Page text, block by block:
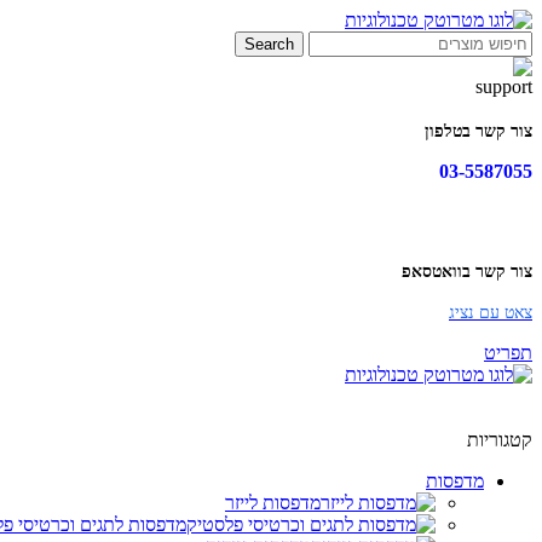
Search
צור קשר בטלפון
03-5587055
צור קשר בוואטסאפ
צאט עם נציג
תפריט
קטגוריות
מדפסות
מדפסות לייזר
מדפסות לתגים וכרטיסי